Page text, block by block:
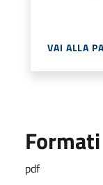
VAI ALLA
pdf